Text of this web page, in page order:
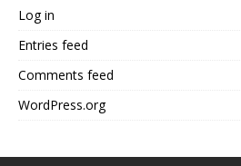
Log in
Entries feed
Comments feed
WordPress.org